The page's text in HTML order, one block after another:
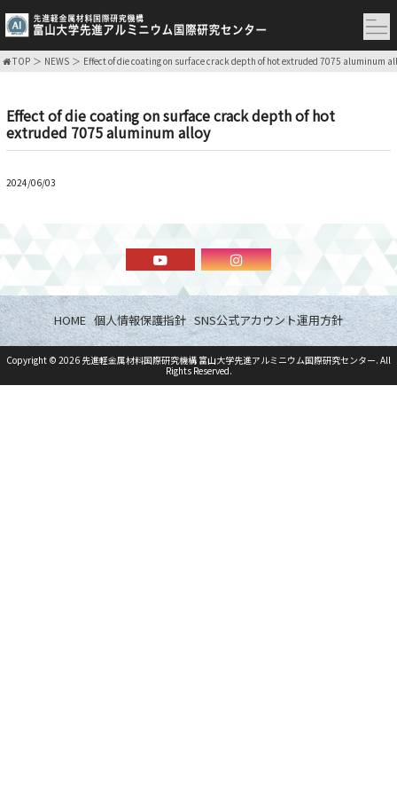
TOP NEWS Effect of die coating on surface crack depth of hot extruded 7075 aluminum
Effect of die coating on surface crack depth of hot
extruded 7075 aluminum alloy
2024/06/03
HOME 個人情報保護指針 SNS公式アカウント運用方針
Copyright © 2026 先進軽金属材料国際研究機構 富山大学先進アルミニウム国際研究センター. All
Rights Reserved.